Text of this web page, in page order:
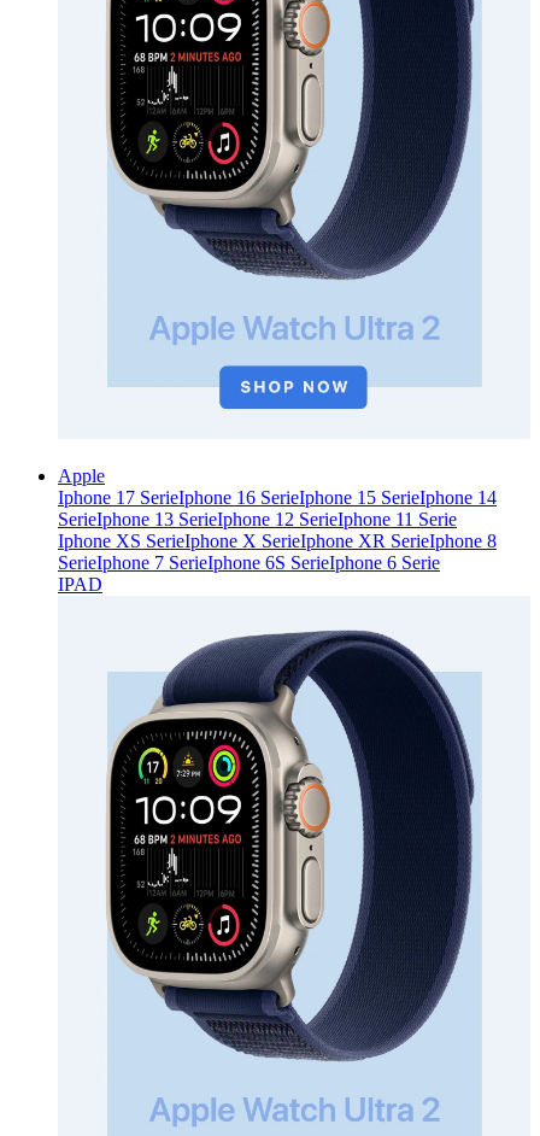
Apple
Iphone 17 SerieIphone 16 SerieIphone 15 SerieIphone 14
SerieIphone 13 SerieIphone 12 SerieIphone 11 Serie
Iphone XS SerieIphone X SerieIphone XR SerieIphone 8
SerieIphone 7 SerieIphone 6S SerieIphone 6 Serie
IPAD